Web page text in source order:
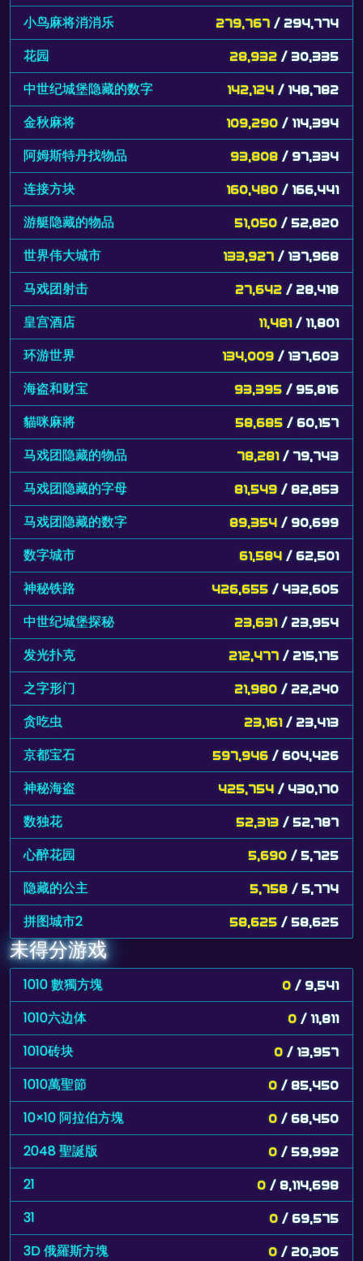
小鸟麻将消消乐 279,767 / 294,774
花园 28,932 / 30,335
中世纪城堡隐藏的数字 142,124 / 148,782
金秋麻将 109,290 / 114,394
阿姆斯特丹找物品 93,808 / 97,334
连接方块 160,480 / 166,441
游艇隐藏的物品 51,050 / 52,820
世界伟大城市 133,927 / 137,968
马戏团射击 27,642 / 28,418
皇宫酒店 11,481 / 11,801
环游世界 134,009 / 137,603
海盗和财宝 93,395 / 95,816
貓咪麻將 58,685 / 60,157
马戏团隐藏的物品 78,281 / 79,743
马戏团隐藏的字母 81,549 / 82,853
马戏团隐藏的数字 89,354 / 90,699
数字城市 61,584 / 62,501
神秘铁路 426,655 / 432,605
中世纪城堡探秘 23,631 / 23,954
发光扑克 212,477 / 215,175
之字形门 21,980 / 22,240
贪吃虫 23,161 / 23,413
京都宝石 597,946 / 604,426
神秘海盗 425,754 / 430,170
数独花 52,313 / 52,787
心醉花园 5,690 / 5,725
隐藏的公主 5,758 / 5,774
拼图城市2 58,625 / 58,625
未得分游戏
1010 數獨方塊 0 / 9,541
1010六边体 0 / 11,811
1010砖块 0 / 13,957
1010萬聖節 0 / 85,450
10×10 阿拉伯方塊 0 / 68,450
2048 聖誕版 0 / 59,992
21 0 / 8,114,698
31 0 / 69,575
3D 俄羅斯方塊 0 / 20,305